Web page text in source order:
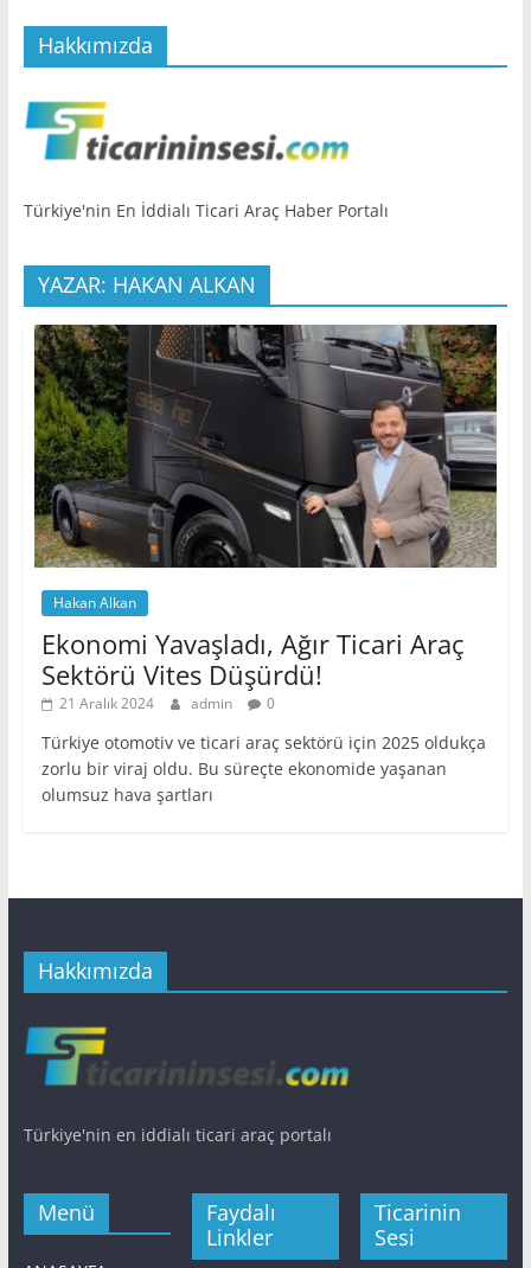
Hakkımızda
Türkiye'nin En İddialı Ticari Araç Haber Portalı
YAZAR: HAKAN ALKAN
Hakan Alkan
Ekonomi Yavaşladı, Ağır Ticari Araç
Sektörü Vites Düşürdü!
21 Aralık 2024 admin 0
Türkiye otomotiv ve ticari araç sektörü için 2025 oldukça
zorlu bir viraj oldu. Bu süreçte ekonomide yaşanan
olumsuz hava şartları
Hakkımızda
Türkiye'nin en iddialı ticari araç portalı
Menü
Faydalı
Linkler
Ticarinin
Sesi